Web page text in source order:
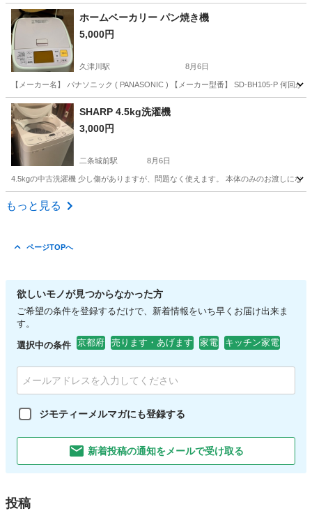
京都 京都市 テレビ ラック
ホームベーカリー パン焼き機
5,000円
久津川駅 8月6日
【メーカー名】 パナソニック ( PANASONIC ) 【メーカー型番】 SD-BH105-P 何回
京都 宇治市 キッチン家電
SHARP 4.5kg洗濯機
3,000円
二条城前駅 8月6日
4.5kgの中古洗濯機 少し傷がありますが、問題なく使えます。 本体のみのお渡しにな
京都 京都市
もっと見る
ページTOPへ
欲しいモノが見つからなかった方
ご希望の条件を登録するだけで、新着情報をいち早くお届け出来ま
す。
選択中の条件 京都府 売ります・あげます 家電 キッチン家電
ジモティーメルマガにも登録する
新着投稿の通知をメールで受け取る
投稿